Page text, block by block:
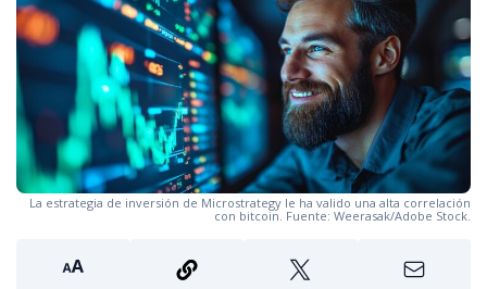
La estrategia de inversión de Microstrategy le ha valido una alta correlación
con bitcoin. Fuente: Weerasak/Adobe Stock.